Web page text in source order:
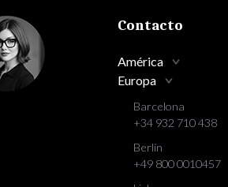
Contacto
América
Europa
Barcelona
+34 932 710 438
Berlín
+49 800 0010457